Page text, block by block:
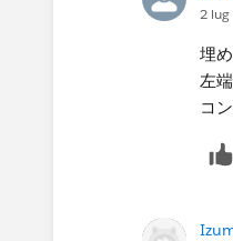
2 lug
埋
左
コ